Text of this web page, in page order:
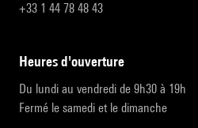
+33 1 44 78 48 43
heures d'ouverture
Du lundi au vendredi de 9h30 à 19h
Fermé le samedi et le dimanche